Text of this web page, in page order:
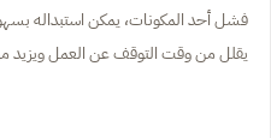
فشل أحد المكونات، يمكن استبداله
يقلل من وقت التوقف عن العمل ويزيد